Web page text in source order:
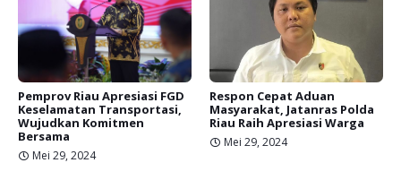
Pemprov Riau Apresiasi FGD
Keselamatan Transportasi,
Wujudkan Komitmen
Bersama
Mei 29, 2024
Respon Cepat Aduan
Masyarakat, Jatanras Polda
Riau Raih Apresiasi Warga
Mei 29, 2024